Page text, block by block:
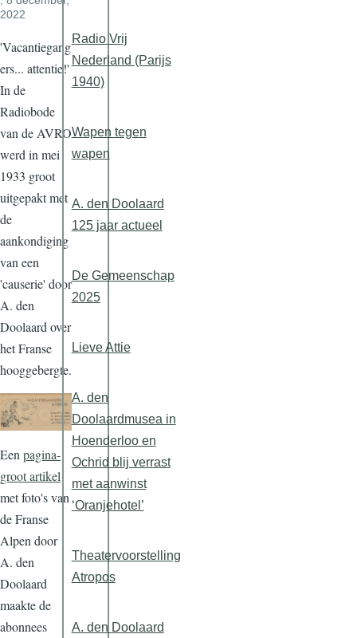
2022
'Vacantiegang
ers... attentie!'
In de
Radiobode
van de AVRO
werd in mei
1933 groot
uitgepakt met
de
aankondiging
van een
'causerie' door
A. den
Doolaard over
het Franse
hooggebergte.
Een pagina-
groot artikel
met foto's van
de Franse
Alpen door
A. den
Doolaard
maakte de
abonnees
Radio Vrij
Nederland (Parijs
1940)
Wapen tegen
wapen
A. den Doolaard
125 jaar actueel
De Gemeenschap
2025
Lieve Attie
A. den
Doolaardmusea in
Hoenderloo en
Ochrid blij verrast
met aanwinst
‘Oranjehotel’
Theatervoorstelling
Atropos
A. den Doolaard